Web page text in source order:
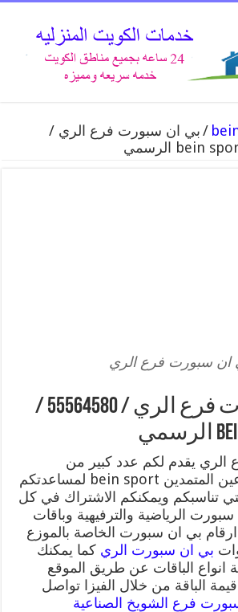
/بي ان سبورت فرع الري /
ان سبورت فرع الري
بي ان سبورت فرع الري / 55564580 /
يقدم لكم عدد كبير من
المندوبين و الموزعين المتمدين bein sport لمساعدتكم
تناسبكم ويمكنكم الاشتراك في كل
الرياضية والترفيهية وباقات
بي ان سبورت الخاصة بالموزع
بي ان سبورت الري كما يمكنك
انواع الباقات عن طريق الموقع
الباقة من خلال الفيزا تواصل
فرع الشويخ الصناعية